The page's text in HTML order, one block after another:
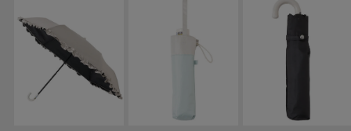
いつくりなのが◎
しまった後は袋がずれ落ちないようベルト付きになっているところも安心＆
使いやすいポイントです。
※照明の関係により、実際よりも色味が違って見える場合があります。ま